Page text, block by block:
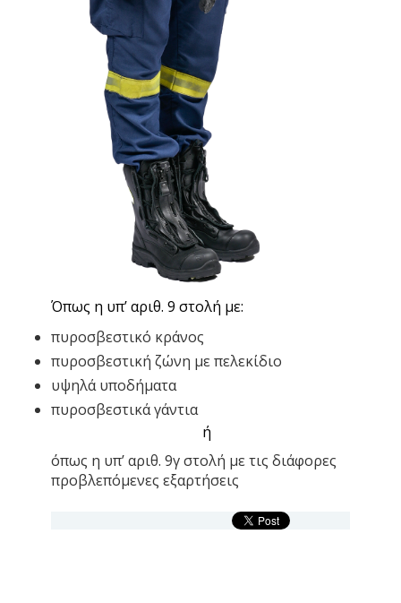
Όπως η υπ’ αριθ. 9 στολή με:
πυροσβεστικό κράνος
πυροσβεστική ζώνη με πελεκίδιο
υψηλά υποδήματα
πυροσβεστικά γάντια
ή
όπως η υπ’ αριθ. 9γ στολή με τις διάφορες
προβλεπόμενες εξαρτήσεις